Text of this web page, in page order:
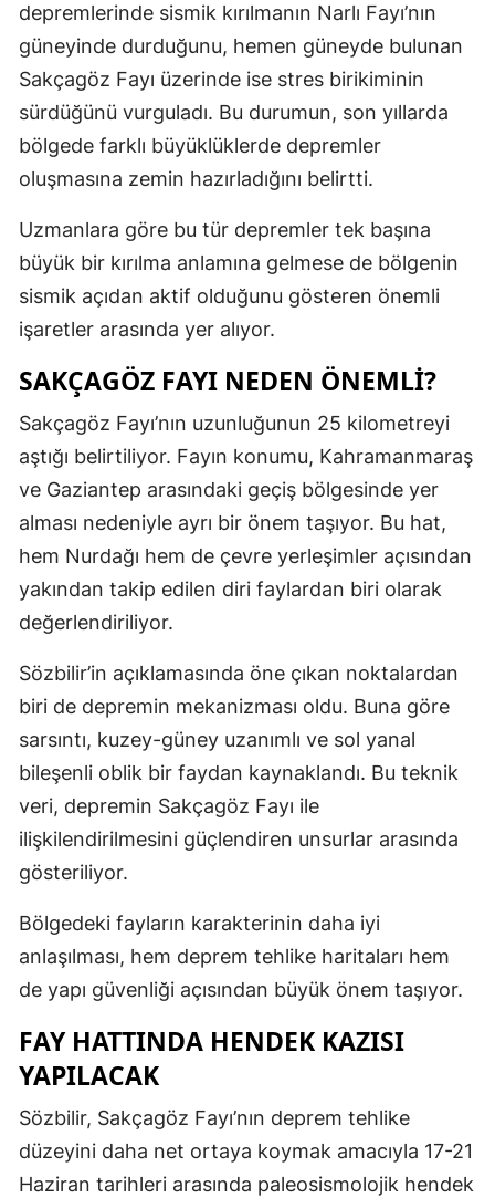
depremlerinde sismik kırılmanın Narlı Fayı’nın
güneyinde durduğunu, hemen güneyde bulunan
Sakçagöz Fayı üzerinde ise stres birikiminin
sürdüğünü vurguladı. Bu durumun, son yıllarda
bölgede farklı büyüklüklerde depremler
oluşmasına zemin hazırladığını belirtti.
Uzmanlara göre bu tür depremler tek başına
büyük bir kırılma anlamına gelmese de bölgenin
sismik açıdan aktif olduğunu gösteren önemli
işaretler arasında yer alıyor.
SAKÇAGÖZ FAYI NEDEN ÖNEMLI?
Sakçagöz Fayı’nın uzunluğunun 25 kilometreyi
aştığı belirtiliyor. Fayın konumu, Kahramanmaraş
ve Gaziantep arasındaki geçiş bölgesinde yer
alması nedeniyle ayrı bir önem taşıyor. Bu hat,
hem Nurdağı hem de çevre yerleşimler açısından
yakından takip edilen diri faylardan biri olarak
değerlendiriliyor.
Sözbilir’in açıklamasında öne çıkan noktalardan
biri de depremin mekanizması oldu. Buna göre
sarsıntı, kuzey-güney uzanımlı ve sol yanal
bileşenli oblik bir faydan kaynaklandı. Bu teknik
veri, depremin Sakçagöz Fayı ile
ilişkilendirilmesini güçlendiren unsurlar arasında
gösteriliyor.
Bölgedeki fayların karakterinin daha iyi
anlaşılması, hem deprem tehlike haritaları hem
de yapı güvenliği açısından büyük önem taşıyor.
FAY HATTINDA HENDEK KAZISI
YAPILACAK
Sözbilir, Sakçagöz Fayı’nın deprem tehlike
düzeyini daha net ortaya koymak amacıyla 17-21
Haziran tarihleri arasında paleosismolojik hendek